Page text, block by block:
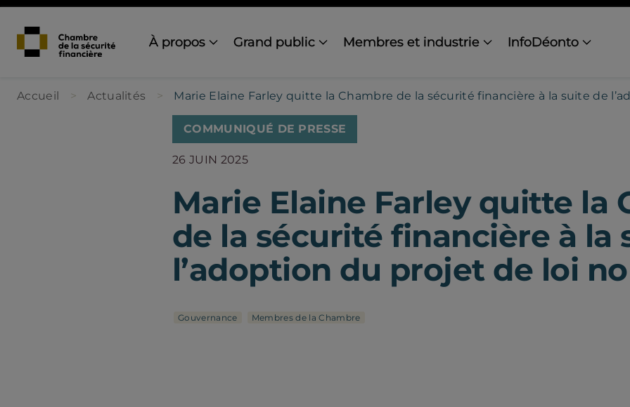
[Desktop]
navigation
À propos Grand public Membres et industrie InfoDéonto
Accueil Actualités Marie Elaine Farley quitte la Chambre de la sécurité financière à la suite de
COMMUNIQUÉ DE PRESSE
26 JUIN 2025
Marie Elaine Farley quitte la
de la sécurité financière à la
l’adoption du projet de loi
Gouvernance Membres de la Chambre